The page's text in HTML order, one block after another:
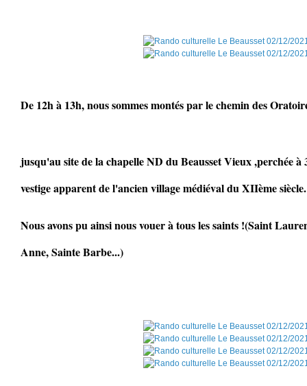
De 12h à 13h, nous sommes montés par le chemin des
jusqu'au site de la chapelle ND du Beausset Vieux ,perchée
vestige apparent de l'ancien village médiéval du XIIème siècle.
Nous avons pu ainsi nous vouer à tous les saints !(Saint
Anne, Sainte Barbe...)